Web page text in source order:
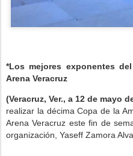
*Los mejores exponentes
Arena Veracruz
(Veracruz, Ver., a 12 de mayo
realizar la décima Copa de la
Arena Veracruz este fin de
organización, Yaseff Zamora